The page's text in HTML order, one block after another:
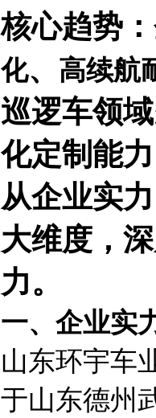
核心趋势：
化、 高续航
巡逻车领
化定制能
从企业实
大维度，
力。
一、企业实
山东环宇车
于山东德州